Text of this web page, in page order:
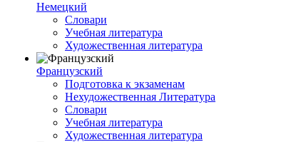
Немецкий
Словари
Учебная литература
Художественная литература
Французский
Подготовка к экзаменам
Нехудожественная Литература
Словари
Учебная литература
Художественная литература